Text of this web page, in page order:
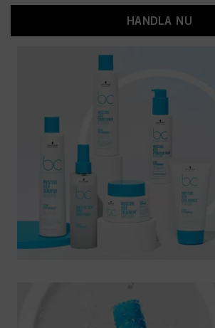
HANDLA NU